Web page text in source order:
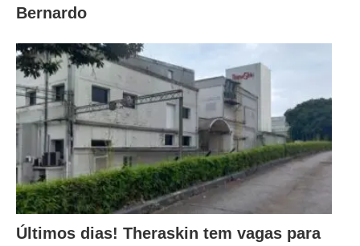
Bernardo
Últimos dias! Theraskin tem vagas para